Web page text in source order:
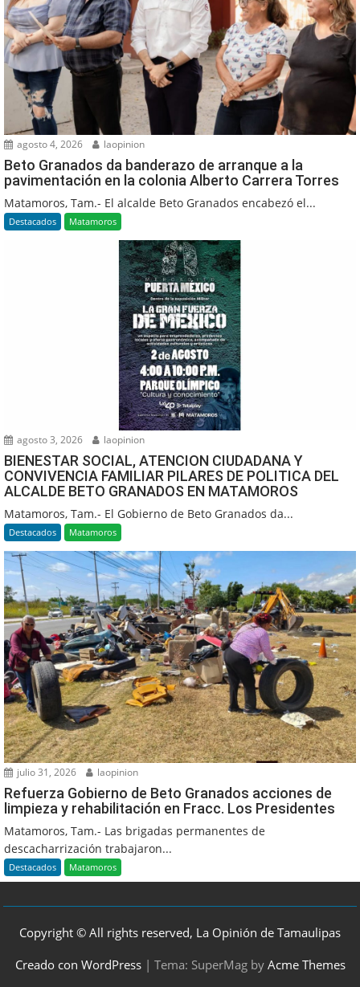
agosto 4, 2026 laopinion
Beto Granados da banderazo de arranque a la
pavimentación en la colonia Alberto Carrera Torres
Matamoros, Tam.- El alcalde Beto Granados encabezó el...
Destacados Matamoros
agosto 3, 2026 laopinion
BIENESTAR SOCIAL, ATENCION CIUDADANA Y
CONVIVENCIA FAMILIAR PILARES DE POLITICA DEL
ALCALDE BETO GRANADOS EN MATAMOROS
Matamoros, Tam.- El Gobierno de Beto Granados da...
Destacados Matamoros
julio 31, 2026 laopinion
Refuerza Gobierno de Beto Granados acciones de
limpieza y rehabilitación en Fracc. Los Presidentes
Matamoros, Tam.- Las brigadas permanentes de
descacharrización trabajaron...
Destacados Matamoros
Copyright © All rights reserved, La Opinión de Tamaulipas
Creado con WordPress | Tema: SuperMag by Acme Themes